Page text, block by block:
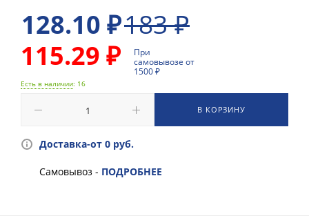
128.10 ₽183₽
115.29 ₽
При
самовывозе от
1500 ₽
Есть в наличии: 16
В КОРЗИНУ
Доставка-от 0 руб.
Самовывоз - ПОДРОБНЕЕ